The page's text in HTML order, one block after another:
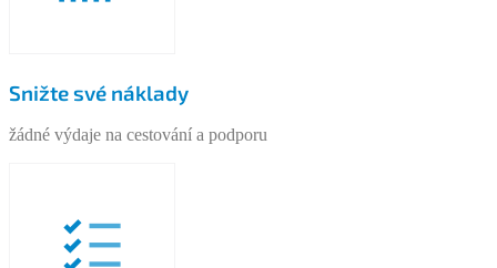
Snižte své náklady
žádné výdaje na cestování a podporu